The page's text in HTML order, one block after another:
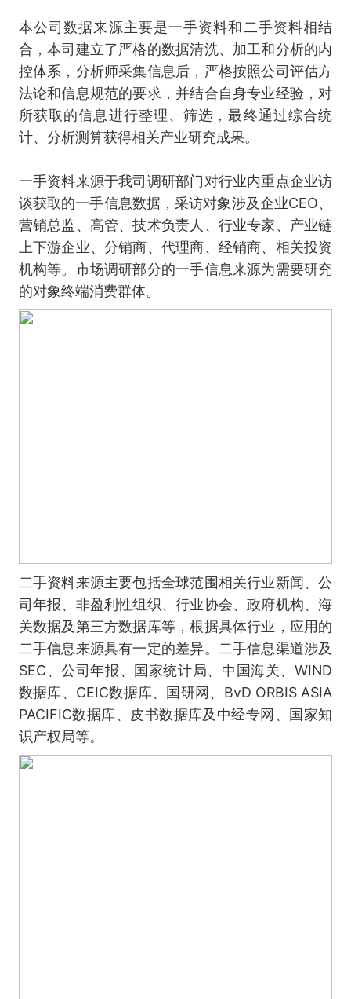
本公司数据来源主要是一手资料和二手资料相结
合，本司建立了严格的数据清洗、加工和分析的内
控体系，分析师采集信息后，严格按照公司评估方
法论和信息规范的要求，并结合自身专业经验，对
所获取的信息进行整理、筛选，最终通过综合统
计、分析测算获得相关产业研究成果。
一手资料来源于我司调研部门对行业内重点企业访
谈获取的一手信息数据，采访对象涉及企业CEO、
营销总监、高管、技术负责人、行业专家、产业链
上下游企业、分销商、代理商、经销商、相关投资
机构等。市场调研部分的一手信息来源为需要研究
的对象终端消费群体。
二手资料来源主要包括全球范围相关行业新闻、公
司年报、非盈利性组织、行业协会、政府机构、海
关数据及第三方数据库等，根据具体行业，应用的
二手信息来源具有一定的差异。二手信息渠道涉及
SEC、公司年报、国家统计局、中国海关、WIND
数据库、CEIC数据库、国研网、BvD ORBIS ASIA
PACIFIC数据库、皮书数据库及中经专网、国家知
识产权局等。